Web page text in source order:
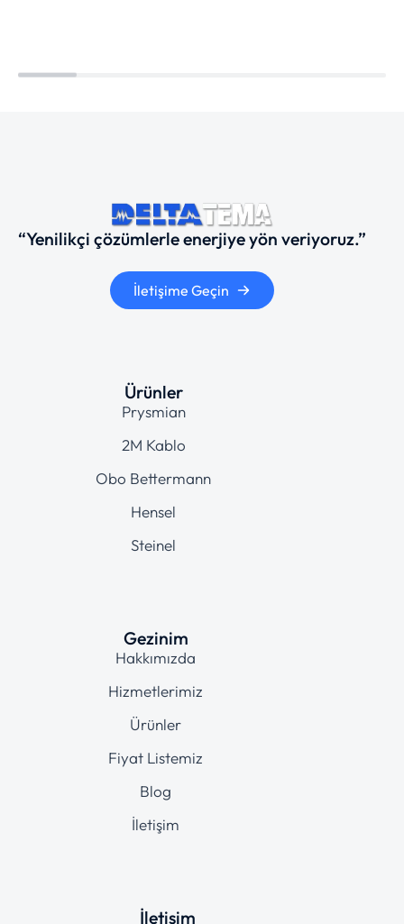
“Yenilikçi çözümlerle enerjiye yön veriyoruz.”
İletişime Geçin
Ürünler
Prysmian
2M Kablo
Obo Bettermann
Hensel
Steinel
Gezinim
Hakkımızda
Hizmetlerimiz
Ürünler
Fiyat Listemiz
Blog
İletişim
İletişim